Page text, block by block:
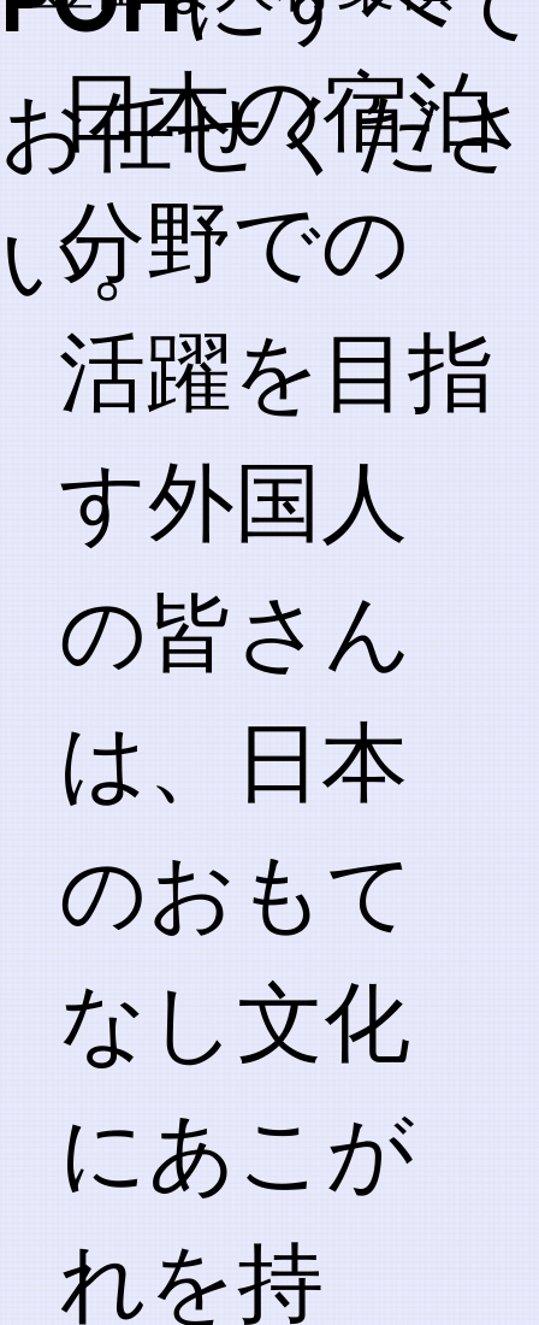
日本の宿泊
分野での
活躍を目指
す外国人
の皆さん
は、日本
のおもて
なし文化
にあこが
れを持
お任せくださ
い。